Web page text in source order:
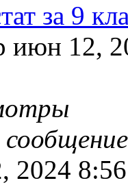
за 9
июн 12,
2024